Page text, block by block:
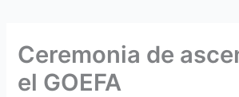
Ceremonia de
el GOEFA